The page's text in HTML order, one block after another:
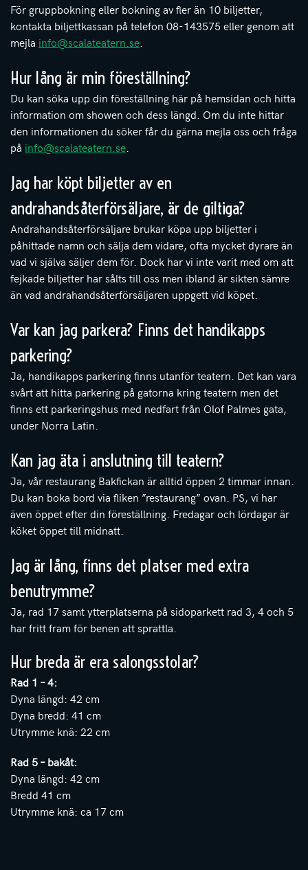
För gruppbokning eller bokning av fler än 10 biljetter,
kontakta biljettkassan på telefon 08-143575 eller genom att
mejla info@scalateatern.se
Hur lång är min föreställning?
Du kan söka upp din föreställning här på hemsidan och hitta
information om showen och dess längd. Om du inte hittar
den informationen du söker får du gärna mejla oss och fråga
på info@scalateatern.se
Jag har köpt biljetter av en
andrahandsåterförsäljare, är de giltiga?
Andrahandsåterförsäljare brukar köpa upp biljetter i
påhittade namn och sälja dem vidare, ofta mycket dyrare än
vad vi själva säljer dem för. Dock har vi inte varit med om att
fejkade biljetter har sålts till oss men ibland är sikten sämre
än vad andrahandsåterförsäljaren uppgett vid köpet.
Var kan jag parkera? Finns det handikapps
parkering?
Ja, handikapps parkering finns utanför teatern. Det kan vara
svårt att hitta parkering på gatorna kring teatern men det
finns ett parkeringshus med nedfart från Olof Palmes gata,
under Norra Latin.
Kan jag äta i anslutning till teatern?
Ja, vår restaurang Bakfickan är alltid öppen 2 timmar innan.
Du kan boka bord via fliken ”restaurang” ovan. PS, vi har
även öppet efter din föreställning. Fredagar och lördagar är
köket öppet till midnatt.
Jag är lång, finns det platser med extra
benutrymme?
Ja, rad 17 samt ytterplatserna på sidoparkett rad 3, 4 och 5
har fritt fram för benen att sprattla.
Hur breda är era salongsstolar?
Rad 1 – 4:
Dyna längd: 42 cm
Dyna bredd: 41 cm
Utrymme knä: 22 cm
Rad 5 – bakåt:
Dyna längd: 42 cm
Bredd 41 cm
Utrymme knä: ca 17 cm